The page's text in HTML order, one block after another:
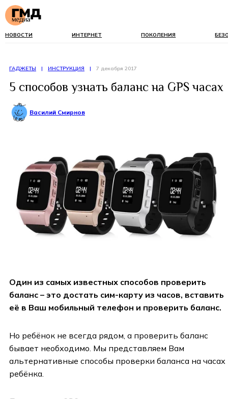
НОВОСТИ ИНТЕРНЕТ ПОКОЛЕНИЯ
ГАДЖЕТЫ | ИНСТРУКЦИЯ | 7 декабря 2017
5 способов узнать баланс на GPS часах
Василий Смирнов
Один из самых известных способов проверить
баланс – это достать сим-карту из часов, вставить
её в Ваш мобильный телефон и проверить баланс.
Но ребёнок не всегда рядом, а проверить баланс
бывает необходимо. Мы представляем Вам
альтернативные способы проверки баланса на часах
ребёнка.